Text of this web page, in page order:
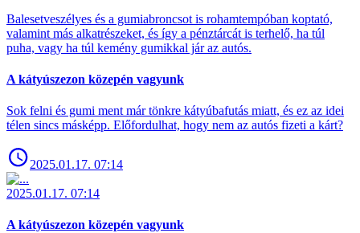
Balesetveszélyes és a gumiabroncsot is rohamtempóban koptató,
valamint más alkatrészeket, és így a pénztárcát is terhelő, ha túl
puha, vagy ha túl kemény gumikkal jár az autós.
A kátyúszezon közepén vagyunk
Sok felni és gumi ment már tönkre kátyúbafutás miatt, és ez az idei
télen sincs másképp. Előfordulhat, hogy nem az autós fizeti a kárt?
2025.01.17. 07:14
2025.01.17. 07:14
A kátyúszezon közepén vagyunk